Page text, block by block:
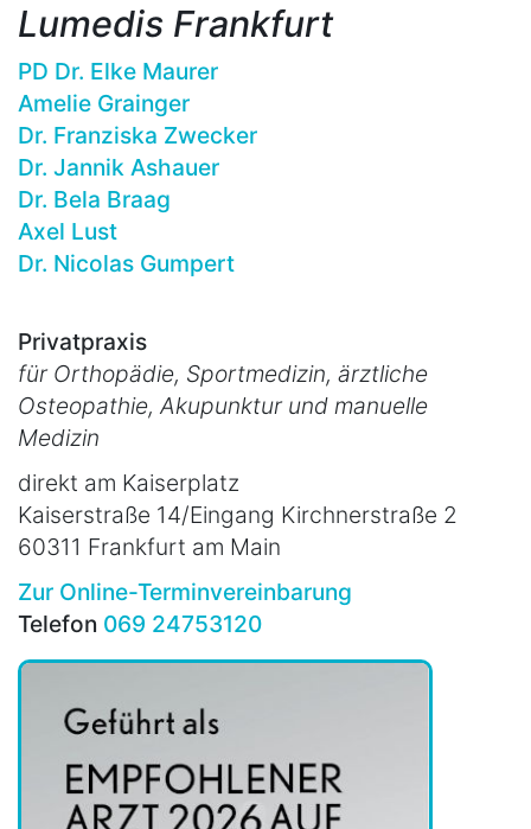
Lumedis Frankfurt
PD Dr. Elke Maurer
Amelie Grainger
Dr. Franziska Zwecker
Dr. Jannik Ashauer
Dr. Bela Braag
Axel Lust
Dr. Nicolas Gumpert
Privatpraxis
für Orthopädie, Sportmedizin, ärztliche
Osteopathie, Akupunktur und manuelle
Medizin
direkt am Kaiserplatz
Kaiserstraße 14/Eingang Kirchnerstraße 2
60311 Frankfurt am Main
Zur Online-Terminvereinbarung
Telefon 069 24753120